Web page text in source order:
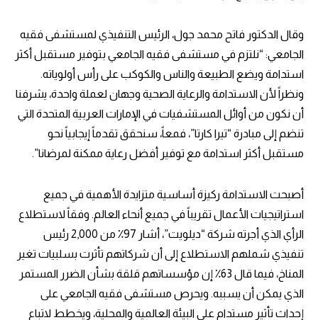
وقال الدكتور فاتح محمد جول، الرئيس التنفيذي لمستشفى فقيه
الجامعي: “نلتزم في مستشفى فقيه الجامعي بتوفير مستقبل أكثر
استدامة ويضع الطبيعة والناس والكوكب على رأس أولوياته.
ونظراً لأن الاستدامة والرعاية الصحية وجهان لعملة واحدة، يشرفنا
أن نكون من أوائل المستشفيات في الإمارات العربية المتحدة التي
تنضم إلى مبادرة “تيرا كارتا”، فمعاً، سنحقق تقدماً إيجابياً نحو
مستقبل أكثر استدامة مع توفير أفضل رعاية ممكنة لمرضانا”.
أصبحت الاستدامة ركيزة أساسية متزايدة الأهمية في جميع
استراتيجيات الأعمال تقريباً في جميع أنحاء العالم. وفقاً لاستطلاع
الرأي الذي أجرته شركة “ديلويت”، أشار 97٪ من 2,000 رئيس
تنفيذي شملهم الاستطلاع إلى أن شركاتهم تأثرت بسلبيات تغير
المناخ، فيما قال 63٪ إن مؤسساتهم قلقة بشأن الضرر المستمر
الذي يمكن أن يسببه. ويحرص مستشفى فقيه الجامعي على
إحداث تأثير مستدام على البيئة العالمية والمحلية، ويخطط لاتباع